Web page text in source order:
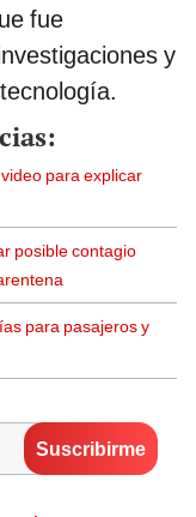
fue
y
para explicar
posible contagio
para pasajeros y